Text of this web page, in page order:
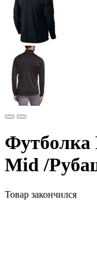
Футболка
Mid /
Товар закончился